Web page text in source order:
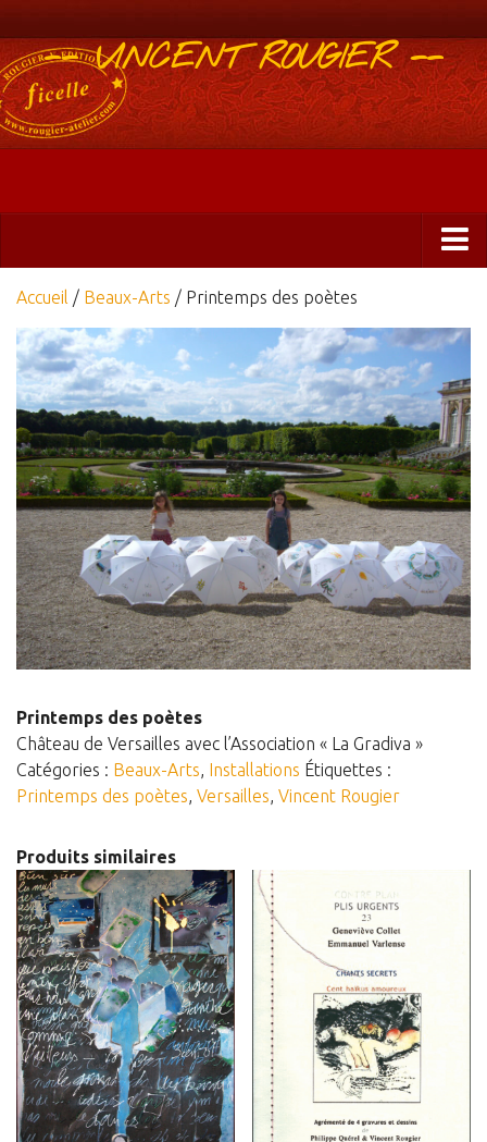
-- VINCENT ROUGIER --
Boutique
Abonnements 2025
Éditions
ficelle&PlisUrgents
Plis urgents
Ficelle Partagée
Estampes
Livres d’artiste
Ficelle noire
Auteurs
Beaux-Arts
Dessins
Les froissés, les plissés
L’actualité
CV
Mon Compte
Déconnexion
Panier
Panier
Contact
Accueil / Beaux-Arts / Printemps des poètes
Printemps des poètes
Château de Versailles avec l’Association « La Gradiva »
Catégories : Beaux-Arts Installations Étiquettes :
Printemps des poètes Versailles Vincent Rougier
Produits similaires